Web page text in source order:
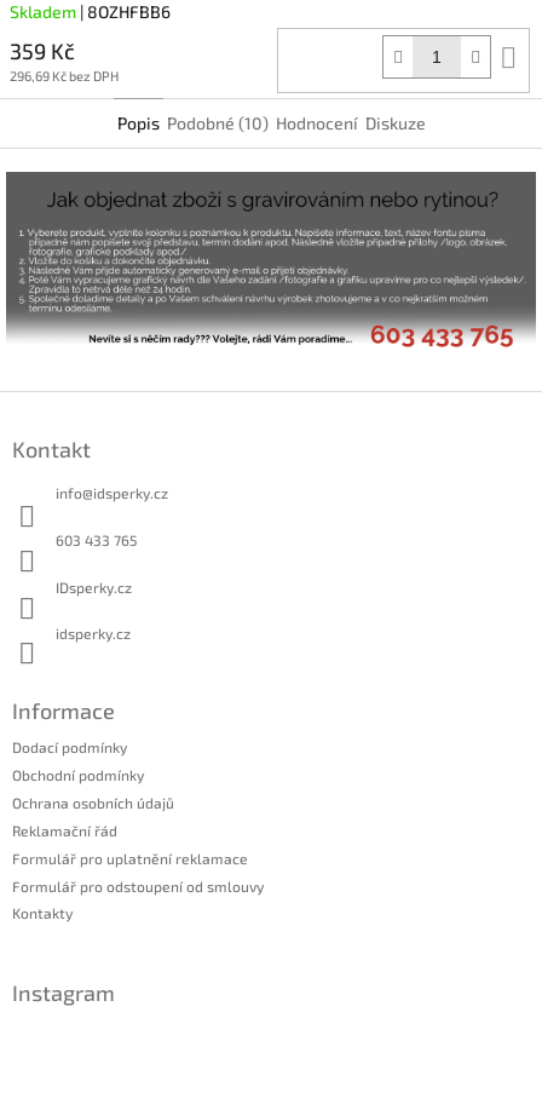
Skladem | 8OZHFBB6
359 Kč
296,69 Kč bez DPH
Popis Podobné (10) Hodnocení Diskuze
Kontakt
info@idsperky.cz
603 433 765
IDsperky.cz
idsperky.cz
Informace
Dodací podmínky
Obchodní podmínky
Ochrana osobních údajů
Reklamační řád
Formulář pro uplatnění reklamace
Formulář pro odstoupení od smlouvy
Kontakty
Instagram